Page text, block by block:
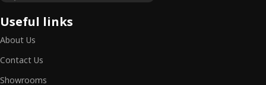
เฟอร์นิเจอร์ไม้ไม่ใช่เพียงของตกแต่ง แต่เป็นงานศิลปะที่สะท้อนถึงรสนิยมและ
สามารถผสานความสวยงาม ความแข็งแรง และการใช้งานที่ตอบโจทย์ทุกความ
ต้องการได้อย่างลงตัว เฟอร์นิเจอร์ทุกชิ้นของเราผลิตจากวัสดุคุณภาพสูง ผ่าน
การตรวจสอบมาตรฐานอย่างเคร่งครัด
Useful links
About Us
Contact Us
Showrooms